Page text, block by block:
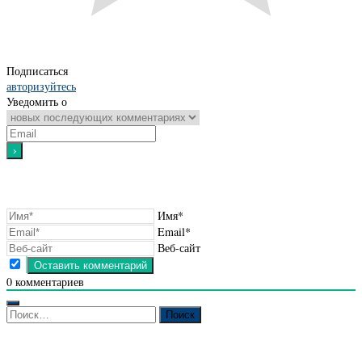
Подписаться
авторизуйтесь
Уведомить о
Имя*
Email*
Веб-сайт
0 комментариев
Найти: